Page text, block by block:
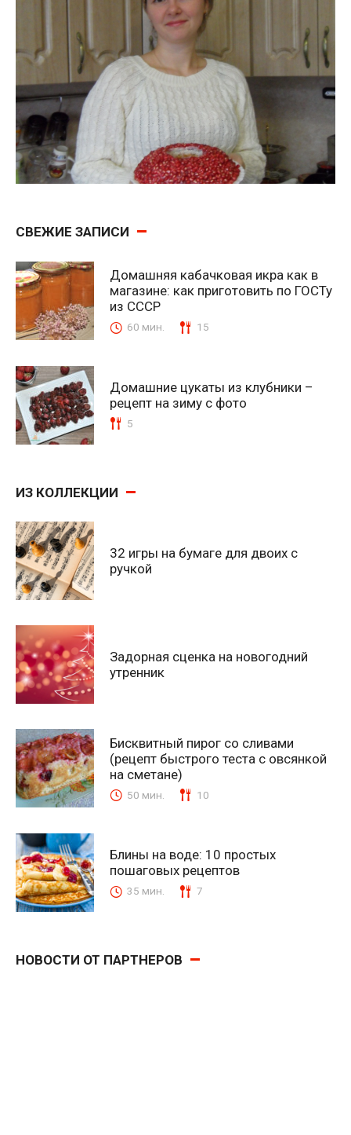
СВЕЖИЕ ЗАПИСИ
Домашняя кабачковая икра как в
магазине: как приготовить по ГОСТу
из СССР
60 мин. 15
Домашние цукаты из клубники –
рецепт на зиму с фото
5
ИЗ КОЛЛЕКЦИИ
32 игры на бумаге для двоих с
ручкой
Задорная сценка на новогодний
утренник
Бисквитный пирог со сливами
(рецепт быстрого теста с овсянкой
на сметане)
50 мин. 10
Блины на воде: 10 простых
пошаговых рецептов
35 мин. 7
НОВОСТИ ОТ ПАРТНЕРОВ